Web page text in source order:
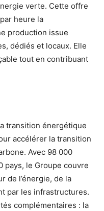
verte. Cette offre
heure la
production issue
dédiés et locaux. Elle
tout en contribuant
transition énergétique
accélérer la transition
Avec 98 000
pays, le Groupe couvre
de l’énergie, de la
par les infrastructures.
complémentaires : la